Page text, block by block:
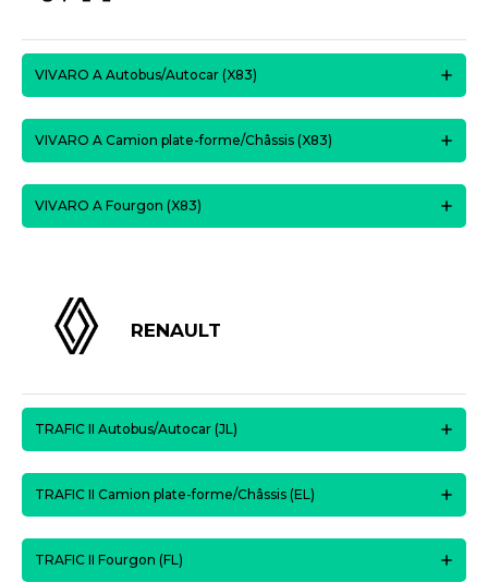
VIVARO A Autobus/Autocar (X83)
VIVARO A Camion plate-forme/Châssis (X83)
VIVARO A Fourgon (X83)
RENAULT
TRAFIC II Autobus/Autocar (JL)
TRAFIC II Camion plate-forme/Châssis (EL)
TRAFIC II Fourgon (FL)